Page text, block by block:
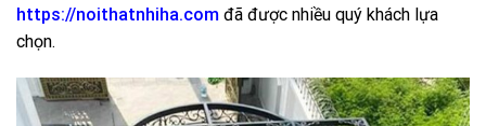
https://noithatnhiha.com đã được nhiều quý khách lựa
chọn.